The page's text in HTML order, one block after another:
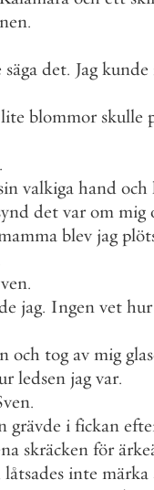
.
säga det. Jag kunde
lite blommor skulle
.
valkiga hand och
det var om mig
blev jag
.
jag. Ingen vet hur
och tog av mig
ledsen jag var.
.
grävde i fickan
skräcken för
låtsades inte märka